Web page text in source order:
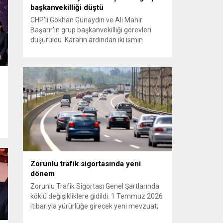
başkanvekilliği düştü
CHP’li Gökhan Günaydın ve Ali Mahir
Başarır’ın grup başkanvekilliği görevleri
düşürüldü. Kararın ardından iki ismin
açıklamasında “Olmayan MYK’nın verdiği
hukuksuz bir karardır” dedi. CHP’den
tedbirli olarak kesin çıkarma cezası
uygulanmak üzere Yüksek Disiplin
Kurulu’na (YDK) sevk edilen ve partideki
tüm görevlerinden...
Zorunlu trafik sigortasında yeni
dönem
Zorunlu Trafik Sigortası Genel Şartlarında
köklü değişikliklere gidildi. 1 Temmuz 2026
itibarıyla yürürlüğe girecek yeni mevzuat;